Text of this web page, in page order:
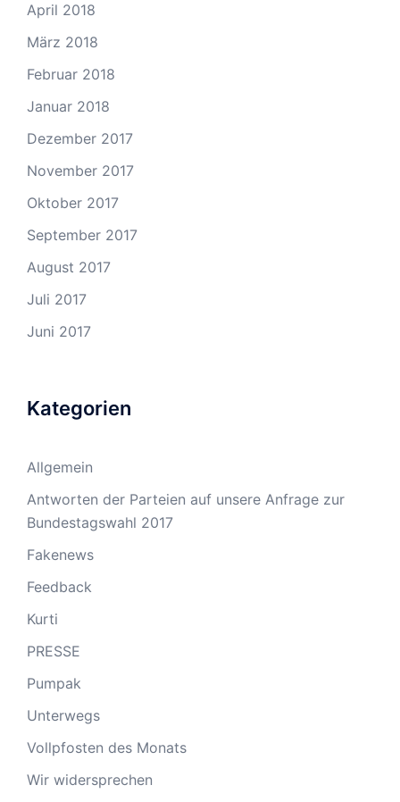
April 2018
März 2018
Februar 2018
Januar 2018
Dezember 2017
November 2017
Oktober 2017
September 2017
August 2017
Juli 2017
Juni 2017
Kategorien
Allgemein
Antworten der Parteien auf unsere Anfrage zur
Bundestagswahl 2017
Fakenews
Feedback
Kurti
PRESSE
Pumpak
Unterwegs
Vollpfosten des Monats
Wir widersprechen